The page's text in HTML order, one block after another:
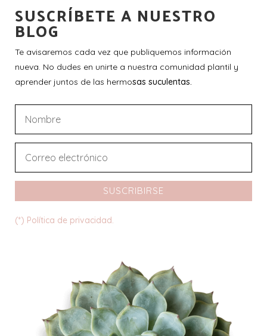
SUSCRÍBETE A NUESTRO
BLOG
Te avisaremos cada vez que publiquemos información
nueva. No dudes en unirte a nuestra comunidad plantil y
aprender juntos de las hermosas suculentas.
SUSCRIBIRSE
(*) Política de privacidad.